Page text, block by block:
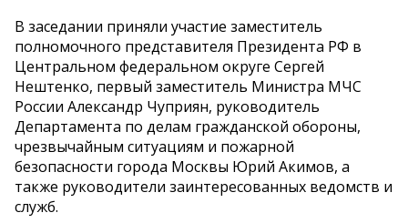
В заседании приняли участие заместитель
полномочного представителя Президента РФ в
Центральном федеральном округе Сергей
Нештенко, первый заместитель Министра МЧС
России Александр Чуприян, руководитель
Департамента по делам гражданской обороны,
чрезвычайным ситуациям и пожарной
безопасности города Москвы Юрий Акимов, а
также руководители заинтересованных ведомств и
служб.